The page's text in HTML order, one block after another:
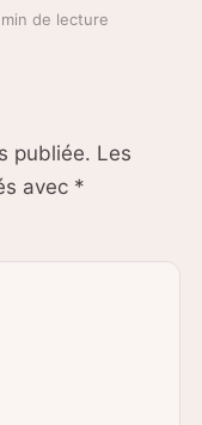
min de lecture
publiée. Les
avec *